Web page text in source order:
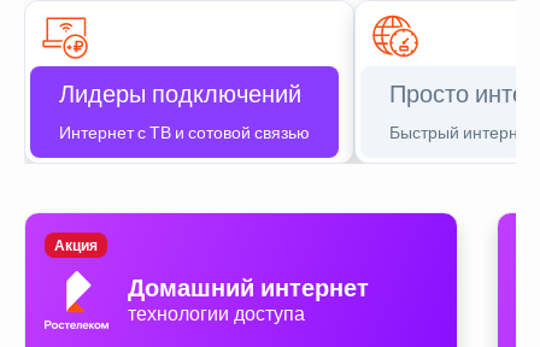
Лидеры подключений
Интернет с ТВ и сотовой связью
Просто
Быстрый интернет
Домашний интернет
технологии доступа
Акция